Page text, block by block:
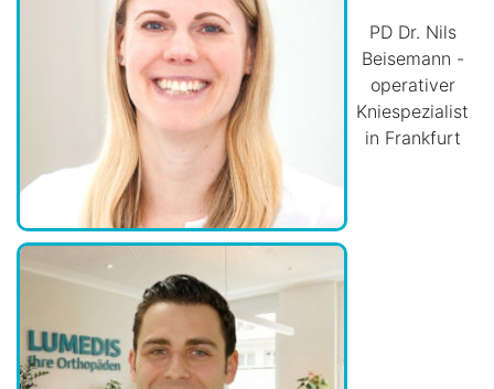
PD Dr. Nils
Beisemann -
operativer
Kniespezialist
in Frankfurt